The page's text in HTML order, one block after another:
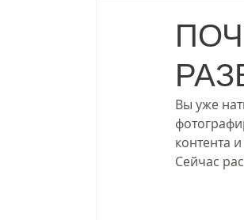
Вы уже
контента
Сейчас